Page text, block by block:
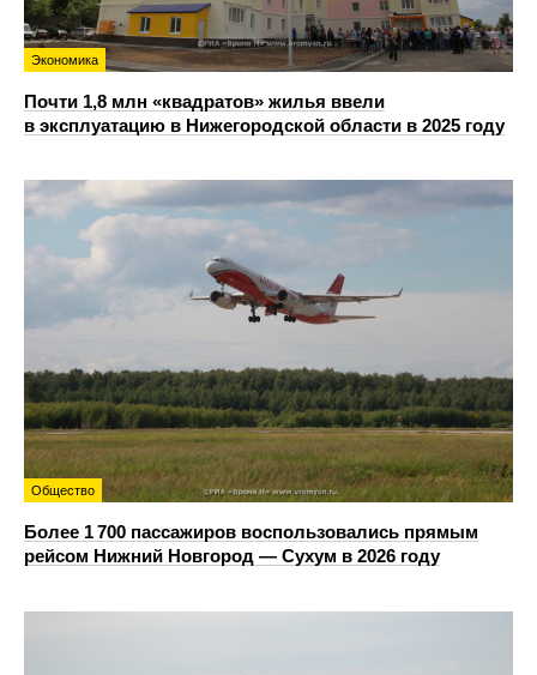
Экономика
Почти 1,8 млн «квадратов» жилья ввели
в эксплуатацию в Нижегородской области в 2025 году
Общество
Более 1 700 пассажиров воспользовались прямым
рейсом Нижний Новгород — Сухум в 2026 году